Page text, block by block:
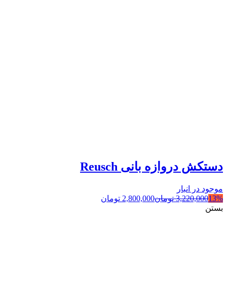
دستکش دروازه بانی Reusch
موجود در انبار
13%
3,220,000 تومان2,800,000 تومان
بستن